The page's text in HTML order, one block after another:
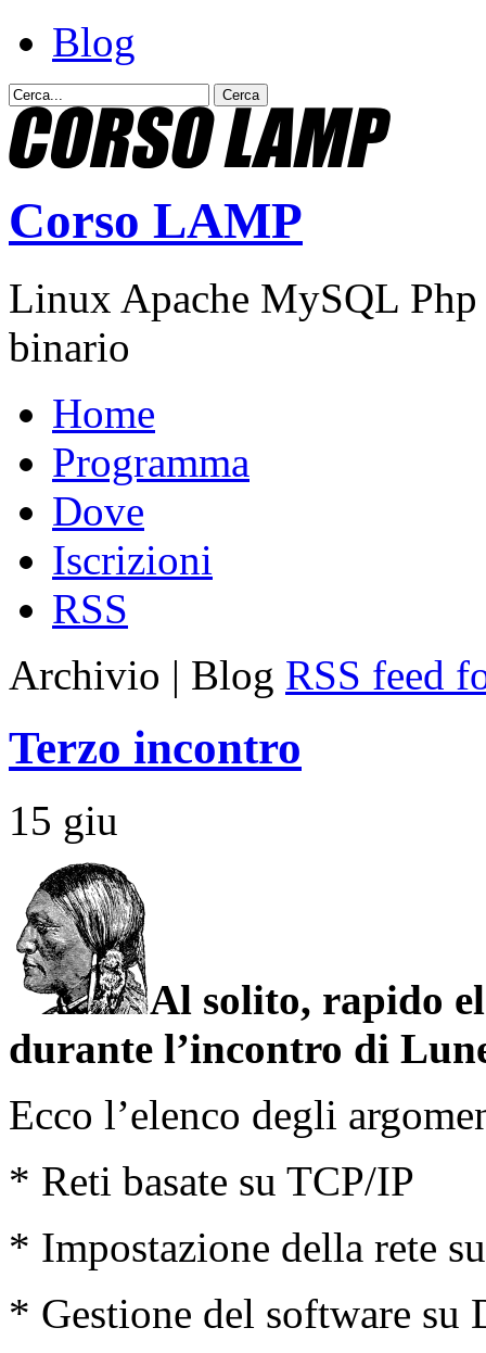
Blog
Corso LAMP
Linux Apache MySQL Php
binario
Home
Programma
Dove
Iscrizioni
RSS
Archivio | Blog RSS feed
Terzo incontro
15 giu
Al solito, rapido
durante l’incontro di
Ecco l’elenco degli
* Reti basate su TCP/IP
* Impostazione della rete
* Gestione del software su